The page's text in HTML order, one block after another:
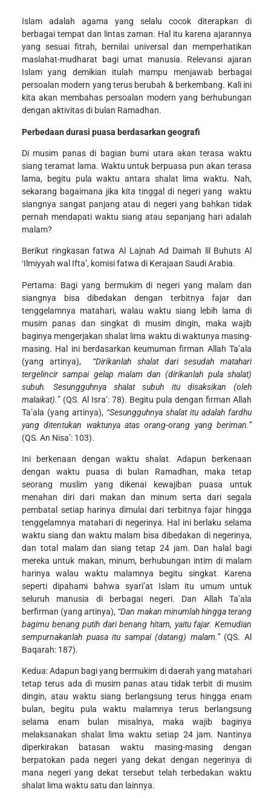
Islam adalah agama yang selalu cocok diterapkan di
berbagai tempat dan lintas zaman. Hal itu karena ajarannya
yang sesuai fitrah, bernilai universal dan memperhatikan
maslahat-mudharat bagi umat manusia. Relevansi ajaran
Islam yang demikian itulah mampu menjawab berbagai
persoalan modern yang terus berubah & berkembang. Kali ini
kita akan membahas persoalan modern yang berhubungan
dengan aktivitas di bulan Ramadhan.
Perbedaan durasi puasa berdasarkan geografi
Di musim panas di bagian bumi utara akan terasa waktu
siang teramat lama. Waktu untuk berpuasa pun akan terasa
lama, begitu pula waktu antara shalat lima waktu. Nah,
sekarang bagaimana jika kita tinggal di negeri yang waktu
siangnya sangat panjang atau di negeri yang bahkan tidak
pernah mendapati waktu siang atau sepanjang hari adalah
malam?
Berikut ringkasan fatwa Al Lajnah Ad Daimah lil Buhuts Al
‘Ilmiyyah wal Ifta’, komisi fatwa di Kerajaan Saudi Arabia.
Pertama: Bagi yang bermukim di negeri yang malam dan
siangnya bisa dibedakan dengan terbitnya fajar dan
tenggelamnya matahari, walau waktu siang lebih lama di
musim panas dan singkat di musim dingin, maka wajib
baginya mengerjakan shalat lima waktu di waktunya masing-
masing. Hal ini berdasarkan keumuman firman Allah Ta’ala
(yang artinya), “Dirikanlah shalat dari sesudah matahari
tergelincir sampai gelap malam dan (dirikanlah pula shalat)
subuh. Sesungguhnya shalat subuh itu disaksikan (oleh
malaikat).” (QS. Al Isra’: 78). Begitu pula dengan firman Allah
Ta’ala (yang artinya), “Sesungguhnya shalat itu adalah fardhu
yang ditentukan waktunya atas orang-orang yang beriman.”
(QS. An Nisa’: 103).
Ini berkenaan dengan waktu shalat. Adapun berkenaan
dengan waktu puasa di bulan Ramadhan, maka tetap
seorang muslim yang dikenai kewajiban puasa untuk
menahan diri dari makan dan minum serta dari segala
pembatal setiap harinya dimulai dari terbitnya fajar hingga
tenggelamnya matahari di negerinya. Hal ini berlaku selama
waktu siang dan waktu malam bisa dibedakan di negerinya,
dan total malam dan siang tetap 24 jam. Dan halal bagi
mereka untuk makan, minum, berhubungan intim di malam
harinya walau waktu malamnya begitu singkat. Karena
seperti dipahami bahwa syari’at Islam itu umum untuk
seluruh manusia di berbagai negeri. Dan Allah Ta’ala
berfirman (yang artinya), “Dan makan minumlah hingga terang
bagimu benang putih dari benang hitam, yaitu fajar. Kemudian
sempurnakanlah puasa itu sampai (datang) malam.”(QS. Al
Baqarah: 187).
Kedua: Adapun bagi yang bermukim di daerah yang matahari
tetap terus ada di musim panas atau tidak terbit di musim
dingin, atau waktu siang berlangsung terus hingga enam
bulan, begitu pula waktu malamnya terus berlangsung
selama enam bulan misalnya, maka wajib baginya
melaksanakan shalat lima waktu setiap 24 jam. Nantinya
diperkirakan batasan waktu masing-masing dengan
berpatokan pada negeri yang dekat dengan negerinya di
mana negeri yang dekat tersebut telah terbedakan waktu
shalat lima waktu satu dan lainnya.